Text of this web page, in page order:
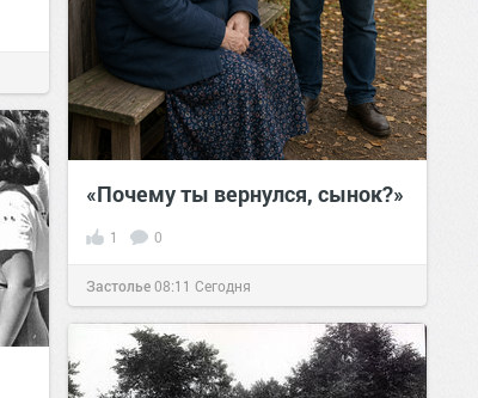
«Почему ты вернулся, сынок?»
1 0
Застолье08:11 Сегодня